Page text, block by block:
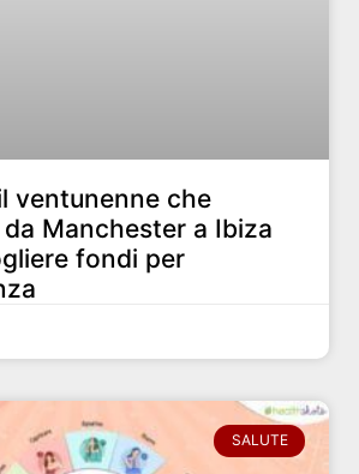
ventunenne che
Manchester a Ibiza
fondi per
SALUTE